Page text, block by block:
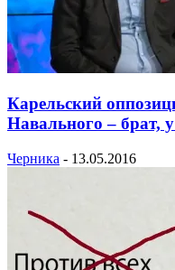
Карельский
Навального – брат,
Черника - 13.05.2016